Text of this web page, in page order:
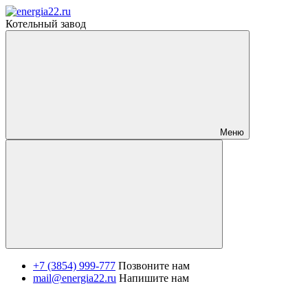
Котельный завод
Меню
+7 (3854) 999-777 Позвоните нам
mail@energia22.ru Напишите нам